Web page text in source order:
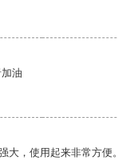
油
大，使用起来非常方便。